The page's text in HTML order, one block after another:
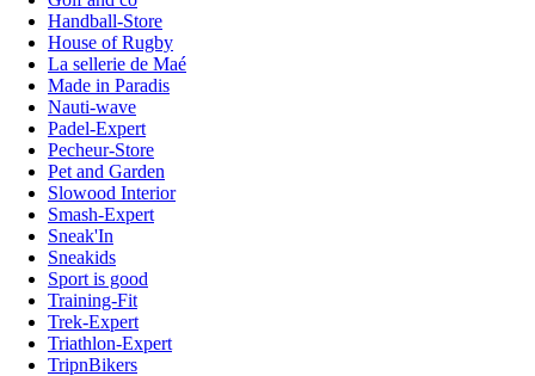
Handball-Store
House of Rugby
La sellerie de Maé
Made in Paradis
Nauti-wave
Padel-Expert
Pecheur-Store
Pet and Garden
Slowood Interior
Smash-Expert
Sneak'In
Sneakids
Sport is good
Training-Fit
Trek-Expert
Triathlon-Expert
TripnBikers